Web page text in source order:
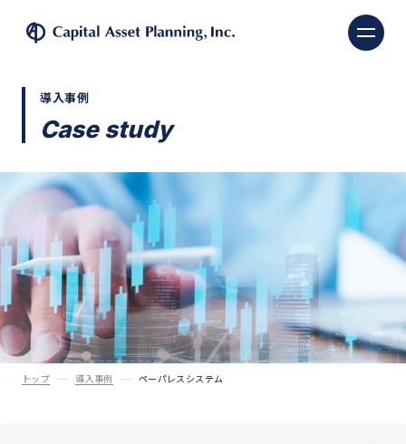
株式会社キャピタル・
導入事例
Case study
トップ 導入事例 ペーパレスシステム